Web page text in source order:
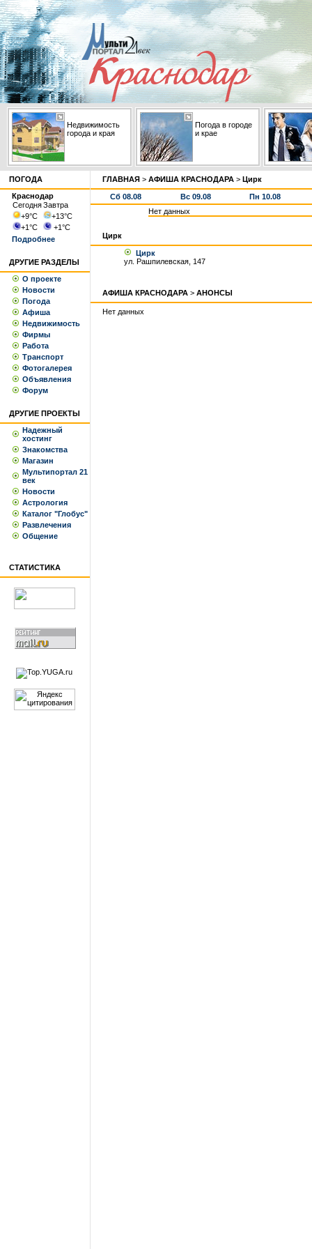
Недвижимость
города и края
Погода в городе
и крае
ПОГОДА
Краснодар
СегодняЗавтра
+9°С +13°С
+1°С +1°С
Подробнее
ДРУГИЕ РАЗДЕЛЫ
О проекте
Новости
Погода
Афиша
Недвижимость
Фирмы
Работа
Транспорт
Фотогалерея
Объявления
Форум
ДРУГИЕ ПРОЕКТЫ
Надежный
хостинг
Знакомства
Магазин
Мультипортал 21
век
Новости
Астрология
Каталог "Глобус"
Развлечения
Общение
СТАТИСТИКА
ГЛАВНАЯ > АФИША КРАСНОДАРА > Цирк
Сб 08.08 Вс 09.08
Пн 10.08
Нет данных
Цирк
Цирк
ул. Рашпилевская, 147
АФИША КРАСНОДАРА > АНОНСЫ
Нет данных